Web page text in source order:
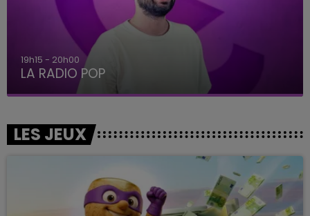
19h15 - 20h00
LA RADIO POP
LES JEUX